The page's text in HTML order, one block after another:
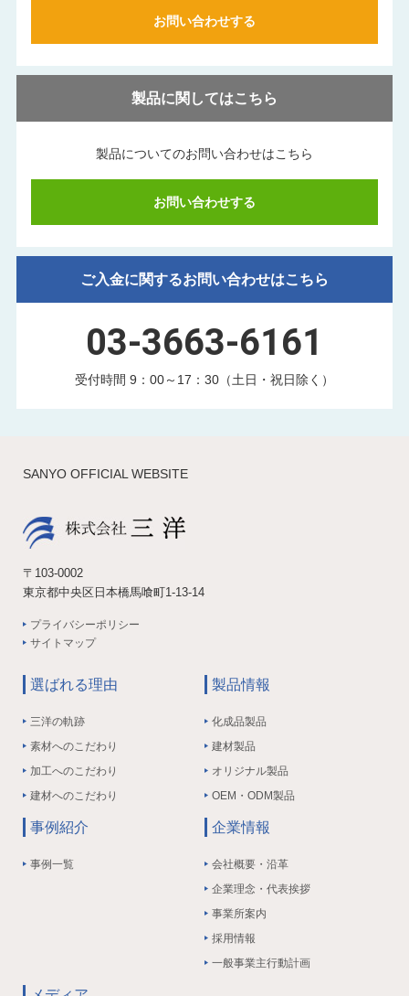
お問い合わせする
製品に関してはこちら
製品についてのお問い合わせはこちら
お問い合わせする
ご入金に関するお問い合わせはこちら
03-3663-6161
受付時間 9：00～17：30（土日・祝日除く）
SANYO OFFICIAL WEBSITE
〒103-0002
東京都中央区日本橋馬喰町1-13-14
プライバシーポリシー
サイトマップ
選ばれる理由
三洋の軌跡
素材へのこだわり
加工へのこだわり
建材へのこだわり
製品情報
化成品製品
建材製品
オリジナル製品
OEM・ODM製品
事例紹介
事例一覧
企業情報
会社概要・沿革
企業理念・代表挨拶
事業所案内
採用情報
一般事業主行動計画